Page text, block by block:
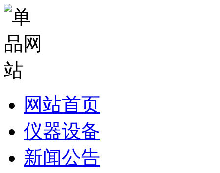
网站首页
仪器设备
新闻公告